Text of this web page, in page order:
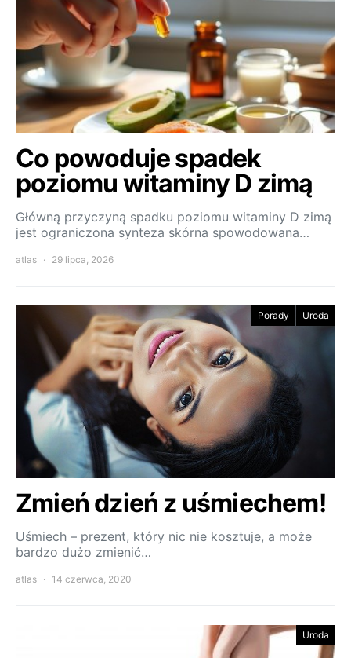
Co powoduje spadek
poziomu witaminy D zimą
Główną przyczyną spadku poziomu witaminy D zimą
jest ograniczona synteza skórna spowodowana…
atlas 29 lipca, 2026
Porady Uroda
Zmień dzień z uśmiechem!
Uśmiech – prezent, który nic nie kosztuje, a może
bardzo dużo zmienić…
atlas 14 czerwca, 2020
Uroda